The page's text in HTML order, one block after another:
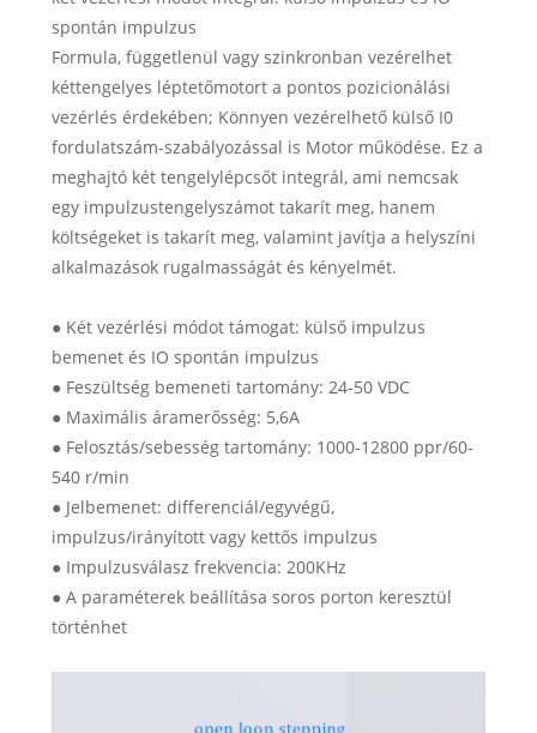
spontán impulzus
Formula, függetlenül vagy szinkronban vezérelhet
kéttengelyes léptetőmotort a pontos pozicionálási
vezérlés érdekében; Könnyen vezérelhető külső I0
fordulatszám-szabályozással is Motor működése. Ez a
meghajtó két tengelylépcsőt integrál, ami nemcsak
egy impulzustengelyszámot takarít meg, hanem
költségeket is takarít meg, valamint javítja a helyszíni
alkalmazások rugalmasságát és kényelmét.
● Két vezérlési módot támogat: külső impulzus
bemenet és IO spontán impulzus
● Feszültség bemeneti tartomány: 24-50 VDC
● Maximális áramerősség: 5,6A
● Felosztás/sebesség tartomány: 1000-12800 ppr/60-
540 r/min
● Jelbemenet: differenciál/egyvégű,
impulzus/irányított vagy kettős impulzus
● Impulzusválasz frekvencia: 200KHz
● A paraméterek beállítása soros porton keresztül
történhet